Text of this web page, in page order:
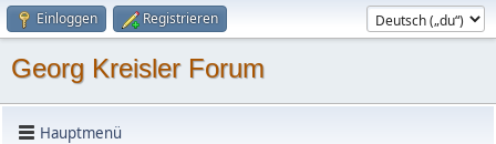
Einloggen Registrieren
Georg Kreisler Forum
Hauptmenü